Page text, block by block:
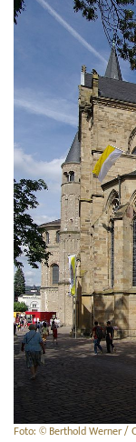
Foto: © Berthold Werner /